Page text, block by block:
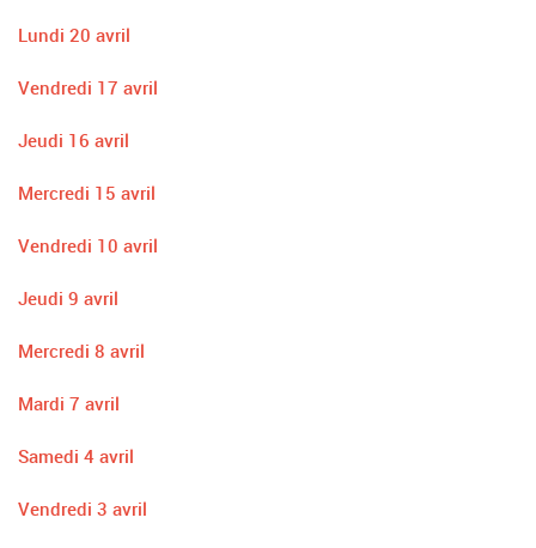
Lundi 20 avril
Vendredi 17 avril
Jeudi 16 avril
Mercredi 15 avril
Vendredi 10 avril
Jeudi 9 avril
Mercredi 8 avril
Mardi 7 avril
Samedi 4 avril
Vendredi 3 avril